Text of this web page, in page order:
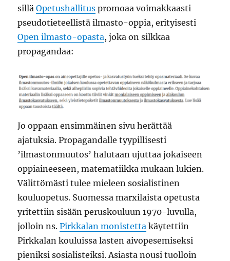
silläOpetushallitus promoaa voimakkaasti
pseudotieteellistä ilmasto-oppia, erityisesti
Open ilmasto-opasta, joka on silkkaa
propagandaa:
Jo oppaan ensimmäinen sivu herättää
ajatuksia. Propagandalle tyypillisesti
’ilmastonmuutos’ halutaan ujuttaa jokaiseen
oppiaineeseen, matematiikka mukaan lukien.
Välittömästi tulee mieleen sosialistinen
kouluopetus. Suomessa marxilaista opetusta
yritettiin sisään peruskouluun 1970-luvulla,
jolloin ns.Pirkkalan monistetta käytettiin
Pirkkalan kouluissa lasten aivopesemiseksi
pieniksi sosialisteiksi. Asiasta nousi tuolloin